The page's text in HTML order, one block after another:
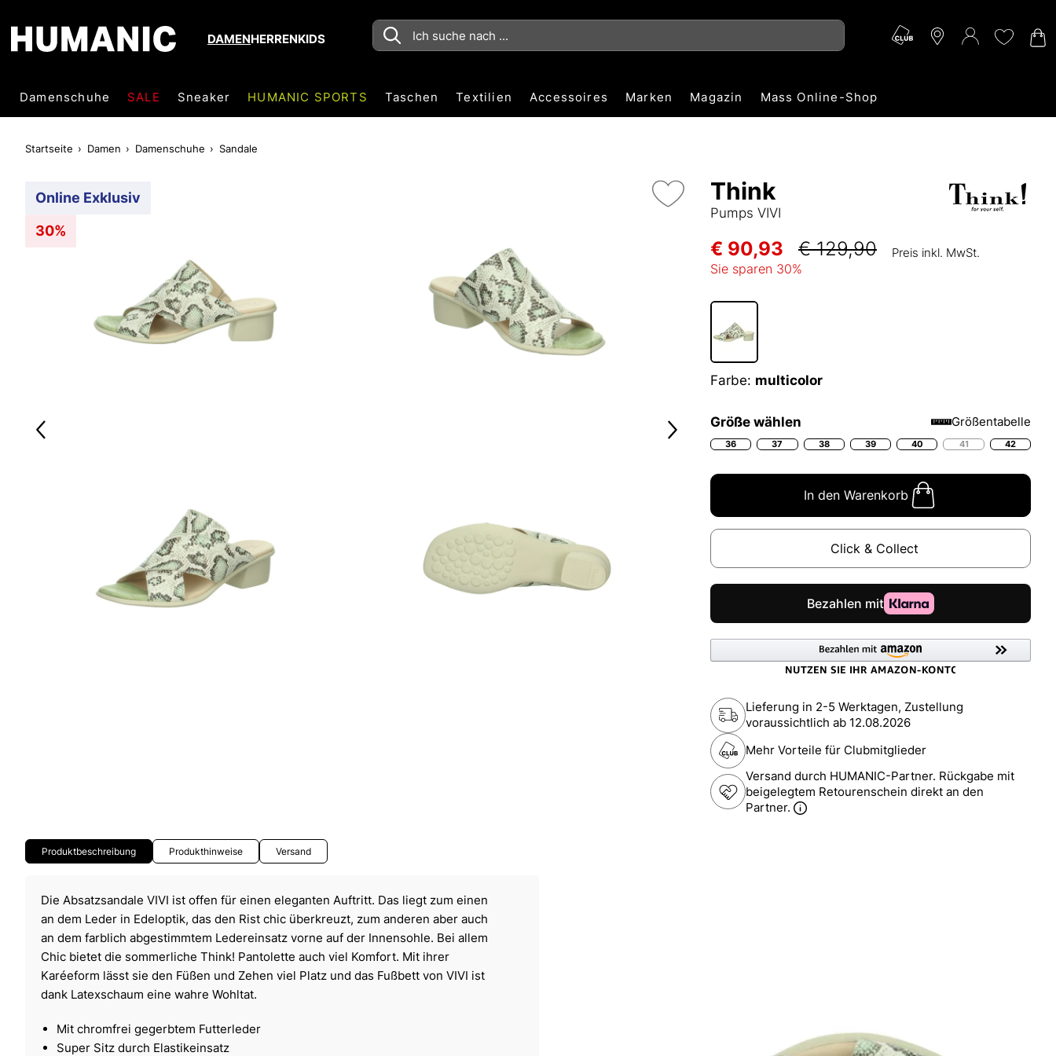
DAMENHERRENKIDS
Damenschuhe SALE Sneaker HUMANIC SPORTS Taschen Textilien Accessoires Marken Magazin Mass Online-Shop
Startseite Damen Damenschuhe Sandale
Online Exklusiv
30%
Think
Pumps VIVI
€ 90,93 € 129,90 Preis inkl. MwSt.
Sie sparen 30%
Farbe: multicolor
Größe wählen Größentabelle
36 37 38 39 40 41 42
In den Warenkorb
Click & Collect
Lieferung in 2-5 Werktagen, Zustellung
voraussichtlich ab 12.08.2026
Mehr Vorteile für Clubmitglieder
Versand durch HUMANIC-Partner. Rückgabe mit
beigelegtem Retourenschein direkt an den
Partner.
Produktbeschreibung Produkthinweise Versand
Die Absatzsandale VIVI ist offen für einen eleganten Auftritt. Das liegt zum einen
an dem Leder in Edeloptik, das den Rist chic überkreuzt, zum anderen aber auch
an dem farblich abgestimmtem Ledereinsatz vorne auf der Innensohle. Bei allem
Chic bietet die sommerliche Think! Pantolette auch viel Komfort. Mit ihrer
Karéeform lässt sie den Füßen und Zehen viel Platz und das Fußbett von VIVI ist
dank Latexschaum eine wahre Wohltat.
Mit chromfrei gegerbtem Futterleder
Super Sitz durch Elastikeinsatz